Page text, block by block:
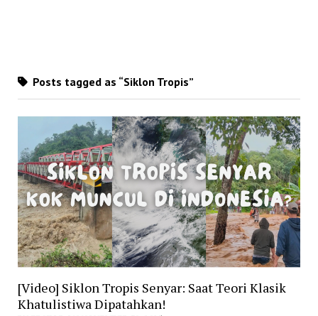
Posts tagged as “Siklon Tropis”
[Video] Siklon Tropis Senyar: Saat Teori Klasik
Khatulistiwa Dipatahkan!